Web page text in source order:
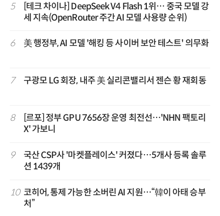
5
[테크 차이나] DeepSeek V4 Flash 1위… 중국 모델 강
세 지속(OpenRouter 주간 AI 모델 사용량 순위)
6 美 행정부, AI 모델 '해킹 등 사이버 보안 테스트' 의무화
7 구광모 LG 회장, 내주 美 실리콘밸리서 젠슨 황 재회동
8
[르포] 정부 GPU 7656장 운영 최전선…'NHN 팩토리
X' 가보니
9
국산 CSP사 '마켓플레이스' 커졌다…5개사 등록 솔루
션 1439개
10 코히어, 통제 가능한 소버린 AI 지원…“韓이 아태 승부
처”